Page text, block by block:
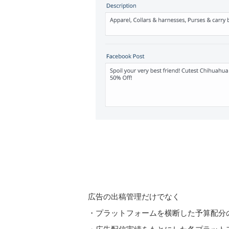
広告の出稿管理だけでなく
・プラットフォームを横断した予算配分